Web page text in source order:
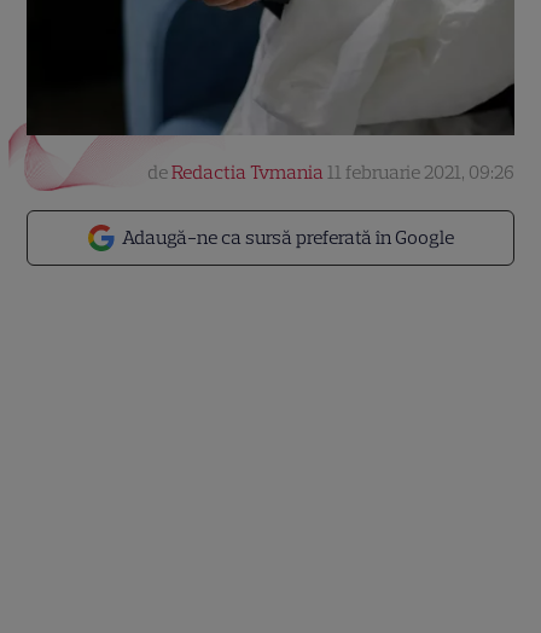
Adaugă-ne ca sursă preferată în Google
deRedactia Tvmania 11 februarie 2021, 09:26